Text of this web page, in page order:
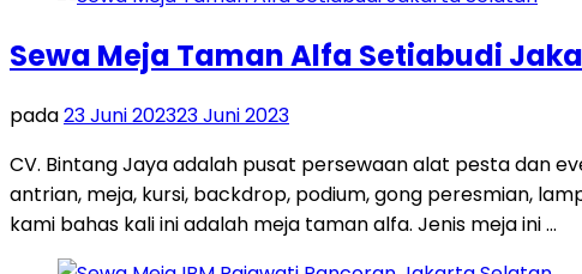
Sewa Meja Taman Alfa Setiabudi
pada23 Juni 202323 Juni 2023
CV. Bintang Jaya adalah pusat persewaan alat pesta dan
antrian, meja, kursi, backdrop, podium, gong peresmian,
kami bahas kali ini adalah meja taman alfa. Jenis meja ini …